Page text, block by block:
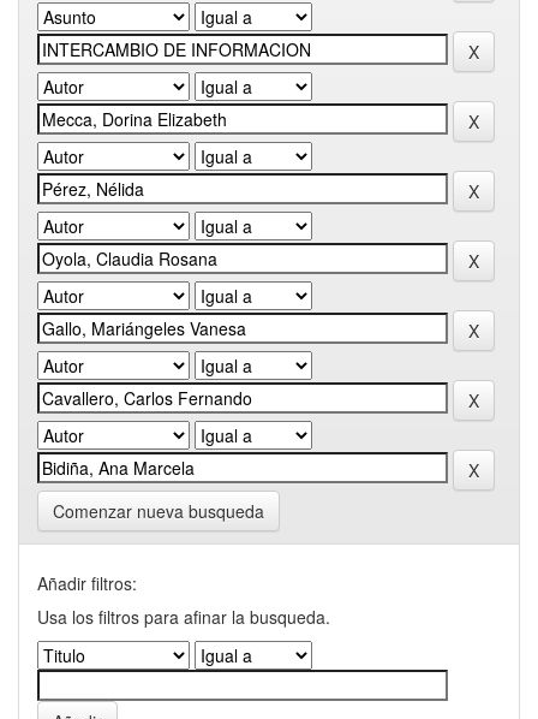
Comenzar nueva busqueda
Añadir filtros:
Usa los filtros para afinar la busqueda.